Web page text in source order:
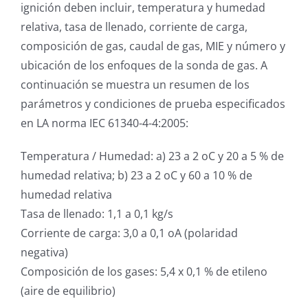
ignición deben incluir, temperatura y humedad
relativa, tasa de llenado, corriente de carga,
composición de gas, caudal de gas, MIE y número y
ubicación de los enfoques de la sonda de gas. A
continuación se muestra un resumen de los
parámetros y condiciones de prueba especificados
en LA norma IEC 61340-4-4:2005:
Temperatura / Humedad: a) 23 a 2 oC y 20 a 5 % de
humedad relativa; b) 23 a 2 oC y 60 a 10 % de
humedad relativa
Tasa de llenado: 1,1 a 0,1 kg/s
Corriente de carga: 3,0 a 0,1 oA (polaridad
negativa)
Composición de los gases: 5,4 x 0,1 % de etileno
(aire de equilibrio)